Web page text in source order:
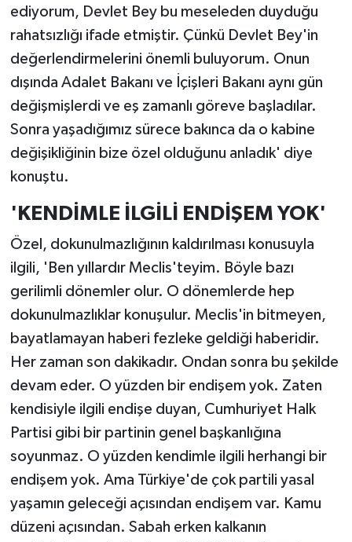
ediyorum, Devlet Bey bu meseleden duyduğu
rahatsızlığı ifade etmiştir. Çünkü Devlet Bey'in
değerlendirmelerini önemli buluyorum. Onun
dışında Adalet Bakanı ve İçişleri Bakanı aynı gün
değişmişlerdi ve eş zamanlı göreve başladılar.
Sonra yaşadığımız sürece bakınca da o kabine
değişikliğinin bize özel olduğunu anladık' diye
konuştu.
'KENDİMLE İLGİLİ ENDİŞEM YOK'
Özel, dokunulmazlığının kaldırılması konusuyla
ilgili, 'Ben yıllardır Meclis'teyim. Böyle bazı
gerilimli dönemler olur. O dönemlerde hep
dokunulmazlıklar konuşulur. Meclis'in bitmeyen,
bayatlamayan haberi fezleke geldiği haberidir.
Her zaman son dakikadır. Ondan sonra bu şekilde
devam eder. O yüzden bir endişem yok. Zaten
kendisiyle ilgili endişe duyan, Cumhuriyet Halk
Partisi gibi bir partinin genel başkanlığına
soyunmaz. O yüzden kendimle ilgili herhangi bir
endişem yok. Ama Türkiye'de çok partili yasal
yaşamın geleceği açısından endişem var. Kamu
düzeni açısından. Sabah erken kalkanın